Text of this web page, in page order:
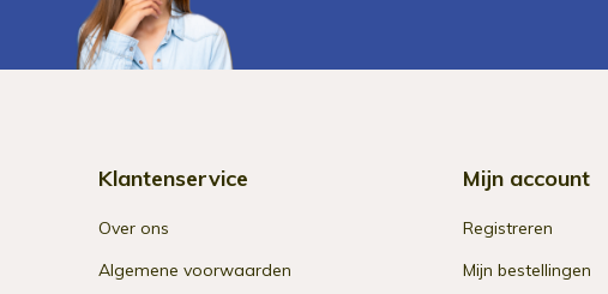
Klantenservice
Over ons
Algemene voorwaarden
Mijn account
Registreren
Mijn bestellingen